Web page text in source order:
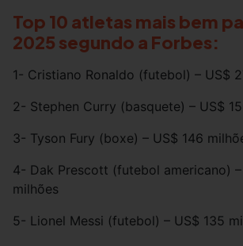
Top 10 atletas mais bem
2025 segundo a Forbes:
1- Cristiano Ronaldo (futebol) – US$
2- Stephen Curry (basquete) – US$
3- Tyson Fury (boxe) – US$ 146
4- Dak Prescott (futebol americano) –
milhões
5- Lionel Messi (futebol) – US$ 135